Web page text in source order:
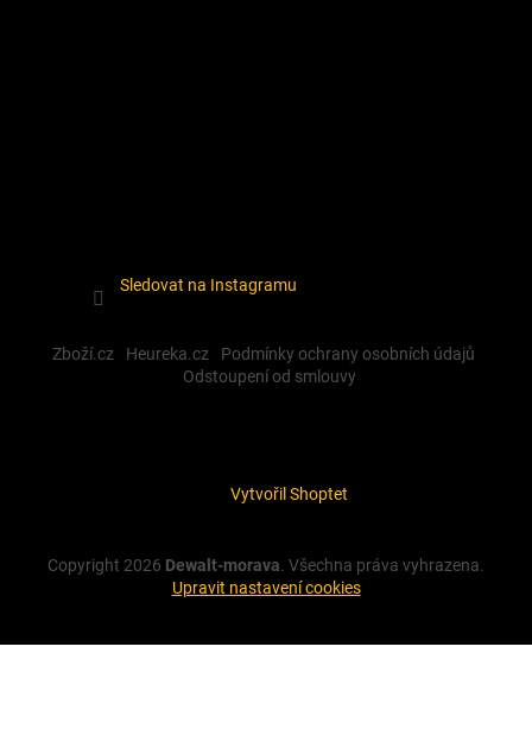
Sledovat na Instagramu
Zboží.cz Heureka.cz
Podmínky ochrany osobních údajů
Odstoupení od smlouvy
Vytvořil Shoptet
Copyright 2026 Dewalt-morava. Všechna práva vyhrazena.
Upravit nastavení cookies